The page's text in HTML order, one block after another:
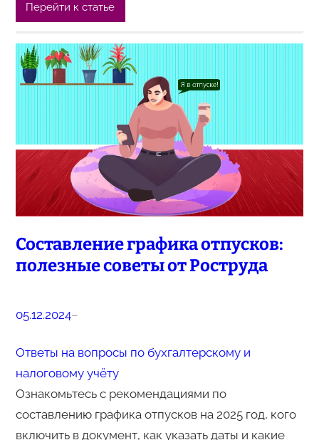
Перейти к статье
Составление графика отпусков:
полезные советы от Роструда
05.12.2024–
Ответы на вопросы по бухгалтерскому и
налоговому учёту
Ознакомьтесь с рекомендациями по
составлению графика отпусков на 2025 год, кого
включить в документ, как указать даты и какие